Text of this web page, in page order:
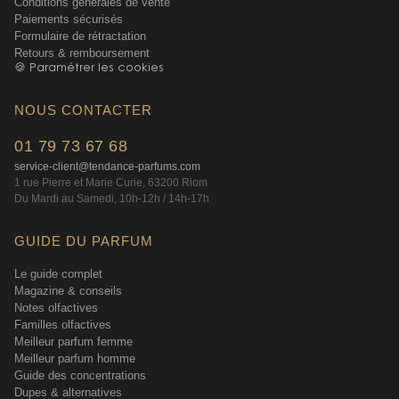
Cette relance de 2021 a permis de remettre en lumière un
parfum qui était devenu confidentiel. Contrairement à
d'autres reformulations qui édulcorent les créations
envoûtant qui faisait le succès de Nahéma. Les clients qui
nouvelles découvrent un pan de l'héritage Guerlain qu'elles
ne soupçonnaient pas.
Nahéma attire un profil de femmes bien particulier. En
boutique, on remarque que ce parfum séduit souvent les
trentenaires et quadragénaires qui cherchent à sortir de
leur zone de confort olfactif. C'est rarement un premier
achat — les clientes viennent généralement après avoir
Paiements sécurisés
Formulaire de rétractation
Retours & remboursement
🍪 Paramétrer les cookies
NOUS CONTACTER
01 79 73 67 68
service-client@tendance-parfums.com
1 rue Pierre et Marie Curie, 63200 Riom
Du Mardi au Samedi, 10h-12h / 14h-17h
GUIDE DU PARFUM
Le guide complet
Magazine & conseils
Notes olfactives
Familles olfactives
Meilleur parfum femme
Meilleur parfum homme
Guide des concentrations
Dupes & alternatives